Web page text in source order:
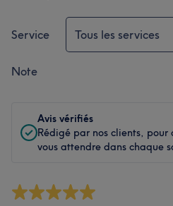
Service Tous les services
Note
Avis vérifiés
Rédigé par nos clients, pour
vous attendre dans chaque